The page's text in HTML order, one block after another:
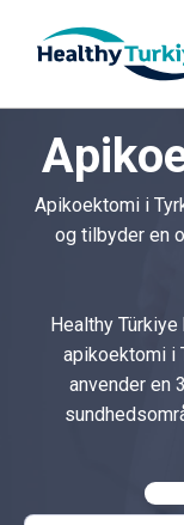
p
Apikoektomi i
og tilbyder en
Healthy
apikoektomi i
anvender en